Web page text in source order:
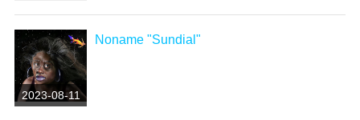
2023-08-11
Noname "Sundial"